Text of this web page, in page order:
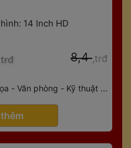
14 Inch HD
8,4 ,trđ
- Văn phòng - Kỹ thuật -